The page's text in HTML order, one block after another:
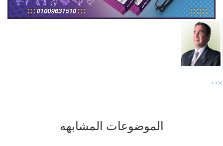
‹
› ×
الموضوعات المشابهه